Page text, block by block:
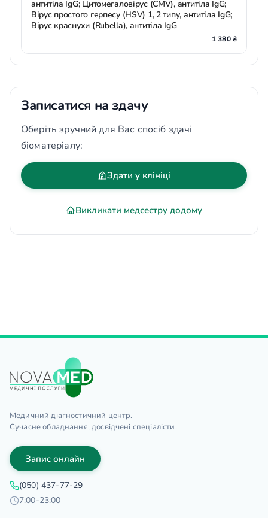
антитіла IgG; Цитомегаловірус (CMV), антитіла IgG;
Вірус простого герпесу (HSV) 1, 2 типу, антитіла IgG;
Вірус краснухи (Rubella), антитіла IgG
1 380 ₴
Записатися на здачу
Оберіть зручний для Вас спосіб здачі
біоматеріалу:
Здати у клініці
Викликати медсестру додому
Медичний діагностичний центр.
Сучасне обладнання, досвідчені спеціалісти.
Запис онлайн
(050) 437-77-29
7:00-23:00